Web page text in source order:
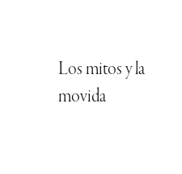
Los mitos y la
movida